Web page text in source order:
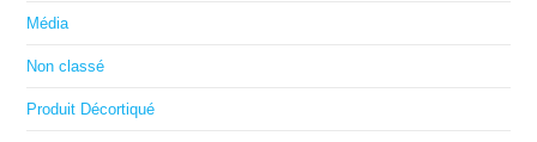
Média
Non classé
Produit Décortiqué